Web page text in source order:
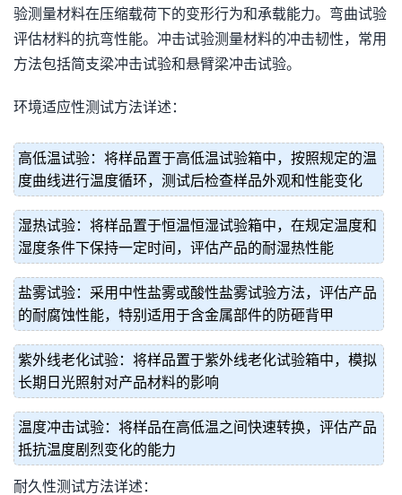
验测量材料在压缩载荷下的变形行为和承载能力。弯曲试验
评估材料的抗弯性能。冲击试验测量材料的冲击韧性，常用
方法包括简支梁冲击试验和悬臂梁冲击试验。
环境适应性测试方法详述：
高低温试验：将样品置于高低温试验箱中，按照规定的温
度曲线进行温度循环，测试后检查样品外观和性能变化
湿热试验：将样品置于恒温恒湿试验箱中，在规定温度和
湿度条件下保持一定时间，评估产品的耐湿热性能
盐雾试验：采用中性盐雾或酸性盐雾试验方法，评估产品
的耐腐蚀性能，特别适用于含金属部件的防砸背甲
紫外线老化试验：将样品置于紫外线老化试验箱中，模拟
长期日光照射对产品材料的影响
温度冲击试验：将样品在高低温之间快速转换，评估产品
抵抗温度剧烈变化的能力
耐久性测试方法详述：